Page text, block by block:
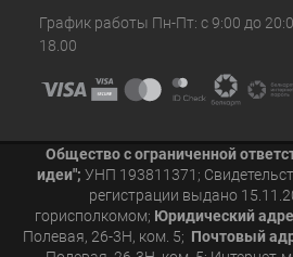
График работы Пн-Пт: с 9:00 до
18.00
Общество с ограниченной
идеи"; УНП 193811371;
регистрации выдано
горисполкомом; Юридический
Полевая, 26-3Н, ком. 5; Почтовый